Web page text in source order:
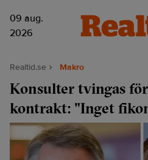
09 aug.
2026
Realtid.se Makro
Konsulter tvingas
kontrakt: "Inget